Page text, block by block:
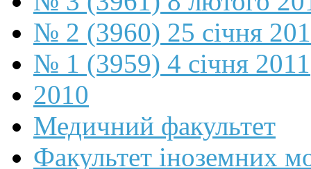
№ 2 (3960) 25 січня
№ 1 (3959) 4 січня 2011
2010
Медичний факультет
Факультет іноземних